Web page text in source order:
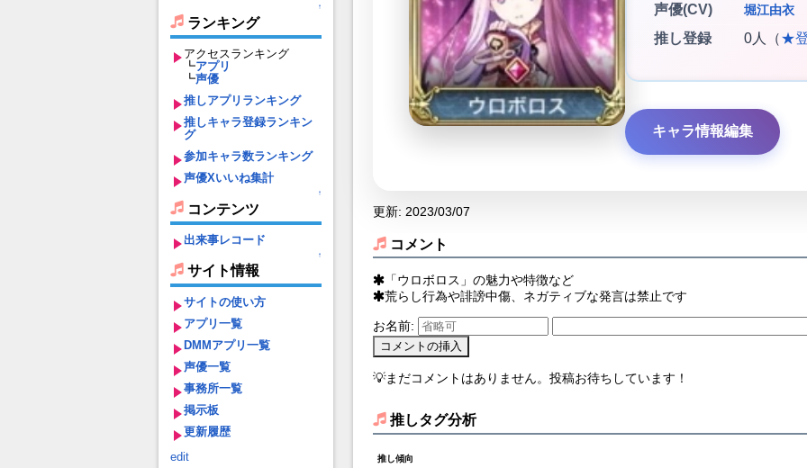
↑
ランキング
アクセスランキング
┗アプリ
┗声優
推しアプリランキング
推しキャラ登録ランキン
グ
参加キャラ数ランキング
声優Xいいね集計
↑
コンテンツ
出来事レコード
↑
サイト情報
サイトの使い方
アプリ一覧
DMMアプリ一覧
声優一覧
事務所一覧
掲示板
更新履歴
edit
声優(CV)
堀江由衣
推し登録 0人（★
キャラ情報編集
更新: 2023/03/07
コメント
「ウロボロス」の魅力や特徴など
荒らし行為や誹謗中傷、ネガティブな発言は禁止です
お名前:
💡まだコメントはありません。投稿お待ちしています！
推しタグ分析
推し傾向